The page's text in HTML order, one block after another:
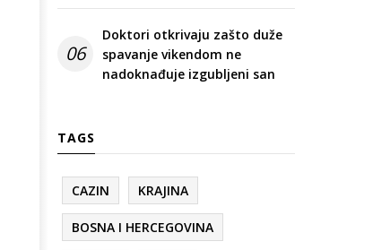
06
Doktori otkrivaju zašto duže
spavanje vikendom ne
nadoknađuje izgubljeni san
TAGS
CAZIN KRAJINA
BOSNA I HERCEGOVINA